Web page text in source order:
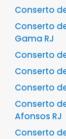
Conserto
Conserto
Gama RJ
Conserto
Conserto
Conserto
Conserto
Afonsos RJ
Conserto